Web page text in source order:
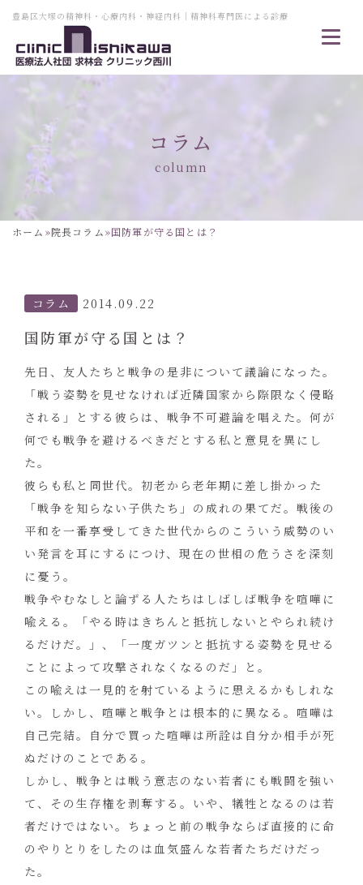
豊島区大塚の精神科・心療内科・神経内科｜精神科専門医による診療
コラム
column
ホーム »院長コラム»国防軍が守る国とは？
コラム 2014.09.22
国防軍が守る国とは？
先日、友人たちと戦争の是非について議論になった。
「戦う姿勢を見せなければ近隣国家から際限なく侵略
される」とする彼らは、戦争不可避論を唱えた。何が
何でも戦争を避けるべきだとする私と意見を異にし
た。
彼らも私と同世代。初老から老年期に差し掛かった
「戦争を知らない子供たち」の成れの果てだ。戦後の
平和を一番享受してきた世代からのこういう威勢のい
い発言を耳にするにつけ、現在の世相の危うさを深刻
に憂う。
戦争やむなしと論ずる人たちはしばしば戦争を喧嘩に
喩える。「やる時はきちんと抵抗しないとやられ続け
るだけだ。」、「一度ガツンと抵抗する姿勢を見せる
ことによって攻撃されなくなるのだ」と。
この喩えは一見的を射ているように思えるかもしれな
い。しかし、喧嘩と戦争とは根本的に異なる。喧嘩は
自己完結。自分で買った喧嘩は所詮は自分か相手が死
ぬだけのことである。
しかし、戦争とは戦う意志のない若者にも戦闘を強い
て、その生存権を剥奪する。いや、犠牲となるのは若
者だけではない。ちょっと前の戦争ならば直接的に命
のやりとりをしたのは血気盛んな若者たちだけだっ
た。